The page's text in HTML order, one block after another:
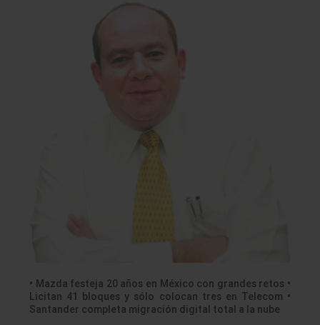
• Mazda festeja 20 años en México con grandes retos •
Licitan 41 bloques y sólo colocan tres en Telecom •
Santander completa migración digital total a la nube